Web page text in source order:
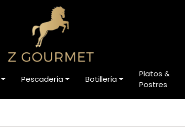
Pescadería Botillería
Platos &
Postres